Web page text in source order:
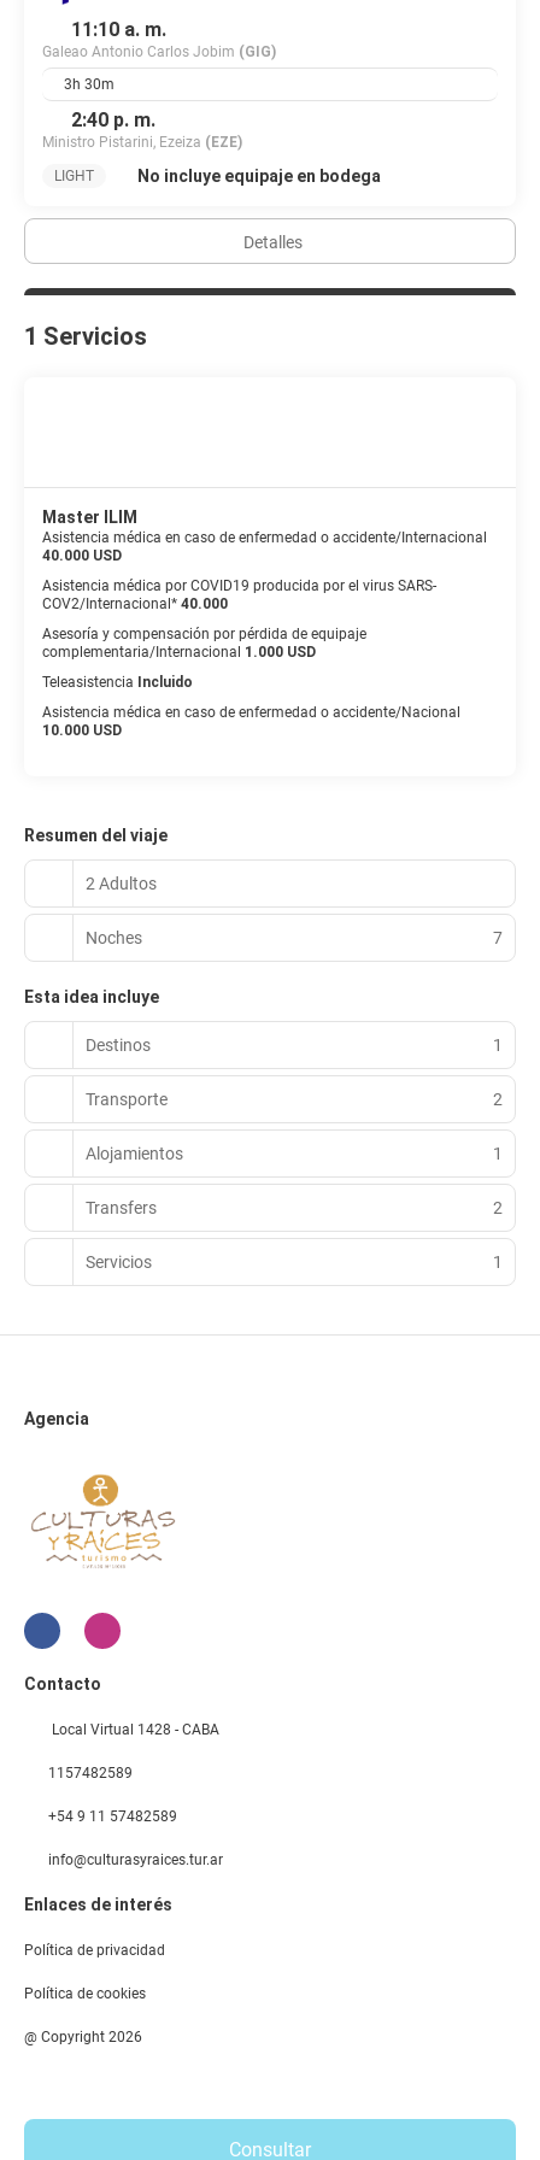
Consultar
11:10 a. m.
Galeao Antonio Carlos Jobim (GIG)
3h 30m
2:40 p. m.
Ministro Pistarini, Ezeiza (EZE)
LIGHT
No incluye equipaje en bodega
Detalles
1 Servicios
Master ILIM
Asistencia médica en caso de enfermedad o accidente/Internacional
40.000 USD
Asistencia médica por COVID19 producida por el virus SARS-
COV2/Internacional* 40.000
Asesoría y compensación por pérdida de equipaje
complementaria/Internacional 1.000 USD
Teleasistencia
Incluido
Asistencia médica en caso de enfermedad o accidente/Nacional
10.000 USD
Resumen del viaje
2 Adultos
Noches 7
Esta idea incluye
Destinos 1
Transporte 2
Alojamientos 1
Transfers 2
Servicios 1
Agencia
Contacto
Local Virtual 1428 - CABA
1157482589
+54 9 11 57482589
info@culturasyraices.tur.ar
Enlaces de interés
Política de privacidad
Política de cookies
@ Copyright 2026